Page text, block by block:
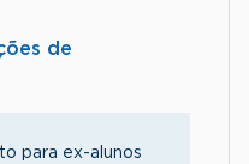
de
para ex-alunos